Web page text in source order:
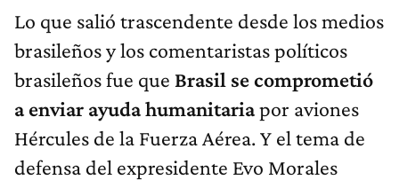
Lo que salió trascendente desde los medios
brasileños y los comentaristas políticos
brasileños fue que Brasil se comprometió
a enviar ayuda humanitariapor aviones
Hércules de la Fuerza Aérea. Y el tema de
defensa del expresidente Evo Morales